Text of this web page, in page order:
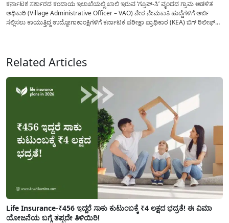
ಕರ್ನಾಟಕ ಸರ್ಕಾರದ ಕಂದಾಯ ಇಲಾಖೆಯಲ್ಲಿ ಖಾಲಿ ಇರುವ ‘ಗ್ರೂಪ್-ಸಿ’ ವೃಂದದ ಗ್ರಾಮ ಆಡಳಿತ
ಅಧಿಕಾರಿ (Village Administrative Officer – VAO) ನೇರ ನೇಮಕಾತಿ ಹುದ್ದೆಗಳಿಗೆ ಅರ್ಜಿ
ಸಲ್ಲಿಸಲು ಕಾಯುತ್ತಿದ್ದ ಉದ್ಯೋಗಾಕಾಂಕ್ಷಿಗಳಿಗೆ ಕರ್ನಾಟಕ ಪರೀಕ್ಷಾ ಪ್ರಾಧಿಕಾರ (KEA) ಬಿಗ್ ರಿಲೀಫ್
Related Articles
Life Insurance-₹456 ಇದ್ದರೆ ಸಾಕು ಕುಟುಂಬಕ್ಕೆ ₹4 ಲಕ್ಷದ ಭದ್ರತೆ! ಈ ವಿಮಾ
ಯೋಜನೆಯ ಬಗ್ಗೆ ತಪ್ಪದೇ ತಿಳಿಯಿರಿ!